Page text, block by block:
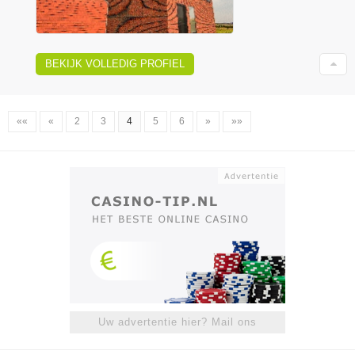
BEKIJK VOLLEDIG PROFIEL
«« « 2 3 4 5 6 » »»
Uw advertentie hier? Mail ons